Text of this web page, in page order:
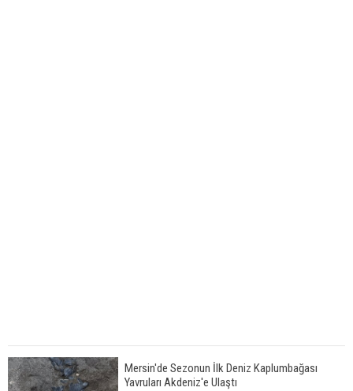
Mersin'de Sezonun İlk Deniz Kaplumbağası
Yavruları Akdeniz'e Ulaştı